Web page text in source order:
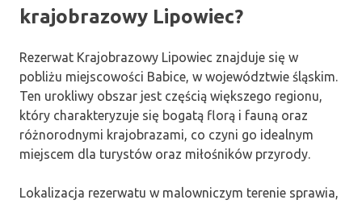
krajobrazowy Lipowiec?
Rezerwat Krajobrazowy Lipowiec znajduje się w
pobliżu miejscowości Babice, w województwie śląskim.
Ten urokliwy obszar jest częścią większego regionu,
który charakteryzuje się bogatą florą i fauną oraz
różnorodnymi krajobrazami, co czyni go idealnym
miejscem dla turystów oraz miłośników przyrody.
Lokalizacja rezerwatu w malowniczym terenie sprawia,